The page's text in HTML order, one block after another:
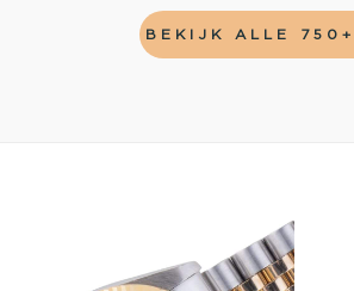
BEKIJK ALLE 750+
Add to
wishlist